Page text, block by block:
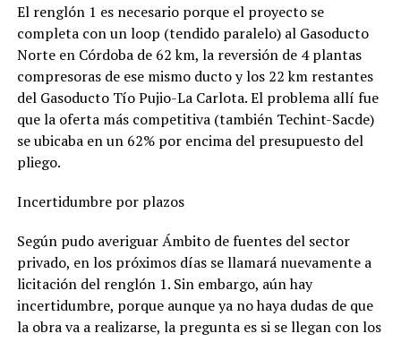
El renglón 1 es necesario porque el proyecto se
completa con un loop (tendido paralelo) al Gasoducto
Norte en Córdoba de 62 km, la reversión de 4 plantas
compresoras de ese mismo ducto y los 22 km restantes
del Gasoducto Tío Pujio-La Carlota. El problema allí fue
que la oferta más competitiva (también Techint-Sacde)
se ubicaba en un 62% por encima del presupuesto del
pliego.
Incertidumbre por plazos
Según pudo averiguar Ámbito de fuentes del sector
privado, en los próximos días se llamará nuevamente a
licitación del renglón 1. Sin embargo, aún hay
incertidumbre, porque aunque ya no haya dudas de que
la obra va a realizarse, la pregunta es si se llegan con los